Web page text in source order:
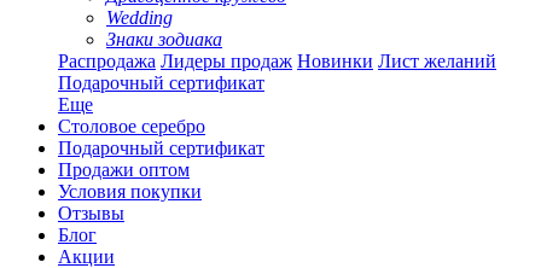
Wedding
Знаки зодиака
Распродажа Лидеры продаж Новинки Лист желаний
Подарочный сертификат
Еще
Столовое серебро
Подарочный сертификат
Продажи оптом
Условия покупки
Отзывы
Блог
Акции